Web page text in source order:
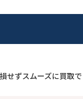
ずスムーズに買取で